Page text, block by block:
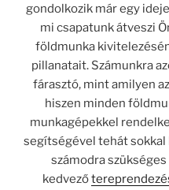
gondolkozik már egy
mi csapatunk átveszi
földmunka
pillanatait. Számunkra
fárasztó, mint amilyen
hiszen minden
munkagépekkel
segítségével tehát sokkal
számodra
kedvező